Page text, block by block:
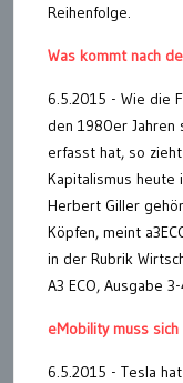
Reihenfolge.
Was kommt nach
6.5.2015 - Wie die
den 1980er Jahren
erfasst hat, so
Kapitalismus heute
Herbert Giller
Köpfen, meint
in der Rubrik
A3 ECO, Ausgabe
eMobility muss
6.5.2015 - Tesla